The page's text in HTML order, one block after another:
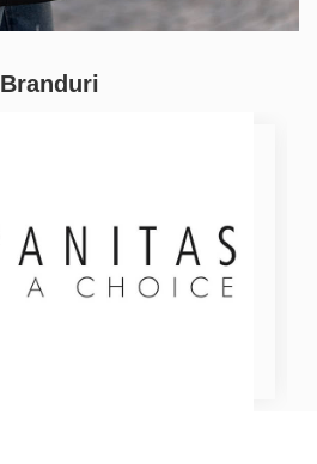
Branduri